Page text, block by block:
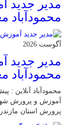
مدیر جدید
محمودآباد
آگوست 2026
مدیر جدید
محمودآباد
محمودآباد آنلاین :
آموزش و پرورش
پرورش استان